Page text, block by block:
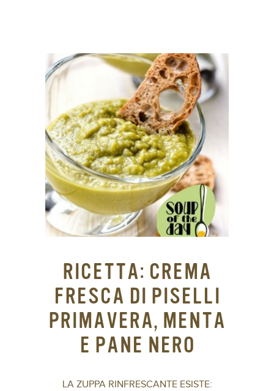
RICETTA: CREMA
FRESCA DI PISELLI
PRIMAVERA, MENTA
E PANE NERO
LA ZUPPA RINFRESCANTE ESISTE: